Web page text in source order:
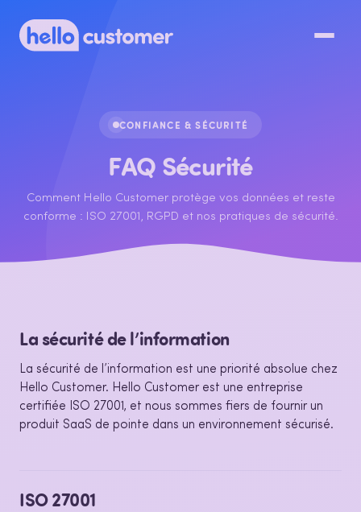
CONFIANCE & SÉCURITÉ
FAQ Sécurité
Comment Hello Customer protège vos données et reste
conforme : ISO 27001, RGPD et nos pratiques de sécurité.
La sécurité de l’information
La sécurité de l’information est une priorité absolue chez
Hello Customer. Hello Customer est une entreprise
certifiée ISO 27001, et nous sommes fiers de fournir un
produit SaaS de pointe dans un environnement sécurisé.
ISO 27001